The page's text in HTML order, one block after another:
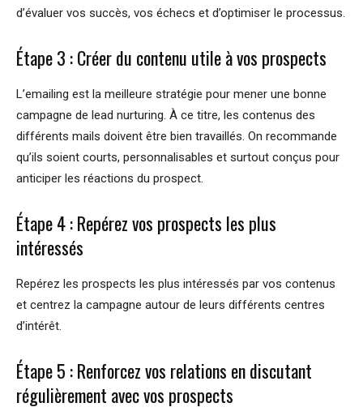
d’évaluer vos succès, vos échecs et d’optimiser le processus.
Étape 3 : Créer du contenu utile à vos prospects
L’emailing est la meilleure stratégie pour mener une bonne
campagne de lead nurturing. À ce titre, les contenus des
différents mails doivent être bien travaillés. On recommande
qu’ils soient courts, personnalisables et surtout conçus pour
anticiper les réactions du prospect.
Étape 4 : Repérez vos prospects les plus
intéressés
Repérez les prospects les plus intéressés par vos contenus
et centrez la campagne autour de leurs différents centres
d’intérêt.
Étape 5 : Renforcez vos relations en discutant
régulièrement avec vos prospects